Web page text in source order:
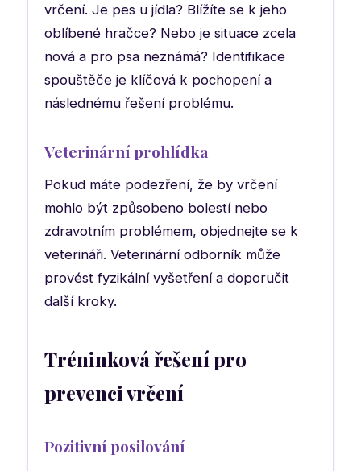
vrčení. Je pes u jídla? Blížíte se k jeho
oblíbené hračce? Nebo je situace zcela
nová a pro psa neznámá? Identifikace
spouštěče je klíčová k pochopení a
následnému řešení problému.
Veterinární prohlídka
Pokud máte podezření, že by vrčení
mohlo být způsobeno bolestí nebo
zdravotním problémem, objednejte se k
veterináři. Veterinární odborník může
provést fyzikální vyšetření a doporučit
další kroky.
Tréninková řešení pro
prevenci vrčení
Pozitivní posilování